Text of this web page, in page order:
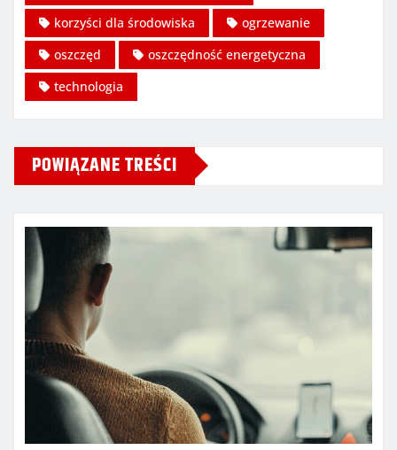
korzyści dla środowiska
ogrzewanie
oszczęd
oszczędność energetyczna
technologia
POWIĄZANE TREŚCI